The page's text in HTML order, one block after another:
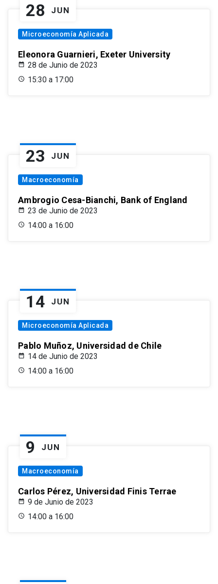
28 JUN
Microeconomía Aplicada
Eleonora Guarnieri, Exeter University
28 de Junio de 2023
15:30 a 17:00
23 JUN
Macroeconomía
Ambrogio Cesa-Bianchi, Bank of England
23 de Junio de 2023
14:00 a 16:00
14 JUN
Microeconomía Aplicada
Pablo Muñoz, Universidad de Chile
14 de Junio de 2023
14:00 a 16:00
9 JUN
Macroeconomía
Carlos Pérez, Universidad Finis Terrae
9 de Junio de 2023
14:00 a 16:00